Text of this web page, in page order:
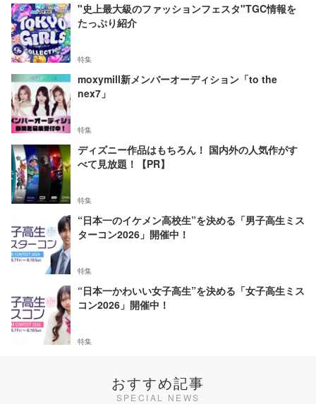
"史上最大級のファッションフェスタ"TGC情報を
たっぷり紹介
特集
moxymill新メンバーオーディション「to the
nex7」
特集
ディズニー作品はもちろん！ 国内外の人気作がす
べて見放題！【PR】
特集
“日本一のイケメン高校生”を決める「男子高生ミス
ターコン2026」開催中！
特集
“日本一かわいい女子高生”を決める「女子高生ミス
コン2026」開催中！
特集
おすすめ記事
SPECIAL NEWS